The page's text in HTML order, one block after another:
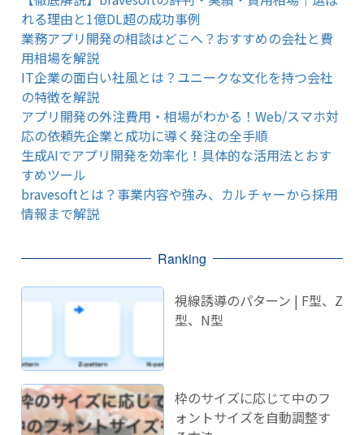
れる理由と1億DL超の成功事例
業務アプリ開発の相談はどこへ？おすすめの会社と費
用相場を解説
IT企業の面白い社風とは？ユニークな文化を持つ会社
の特徴を解説
アプリ開発の外注費用・相場がわかる！Web/スマホ対
応の依頼先企業と成功に導く発注の全手順
生成AIでアプリ開発を効率化！具体的な活用法とおす
すめツール
bravesoftとは？事業内容や強み、カルチャーから採用
情報まで解説
Ranking
視線誘導のパターン | F型、Z
型、N型
枠のサイズに応じて中のフ
ォントサイズを自動調整す